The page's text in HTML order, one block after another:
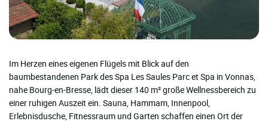
Im Herzen eines eigenen Flügels mit Blick auf den
baumbestandenen Park des Spa Les Saules Parc et Spa in Vonnas,
nahe Bourg-en-Bresse, lädt dieser 140 m² große Wellnessbereich zu
einer ruhigen Auszeit ein. Sauna, Hammam, Innenpool,
Erlebnisdusche, Fitnessraum und Garten schaffen einen Ort der